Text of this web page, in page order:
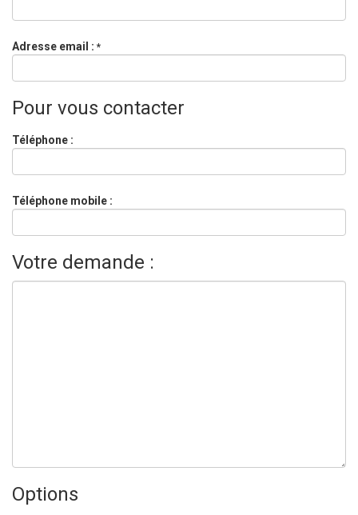
Adresse email : *
Pour vous contacter
Téléphone :
Téléphone mobile :
Votre demande :
Options